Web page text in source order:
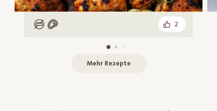
Low Carb
Mit Fleisch 2
Mehr Rezepte